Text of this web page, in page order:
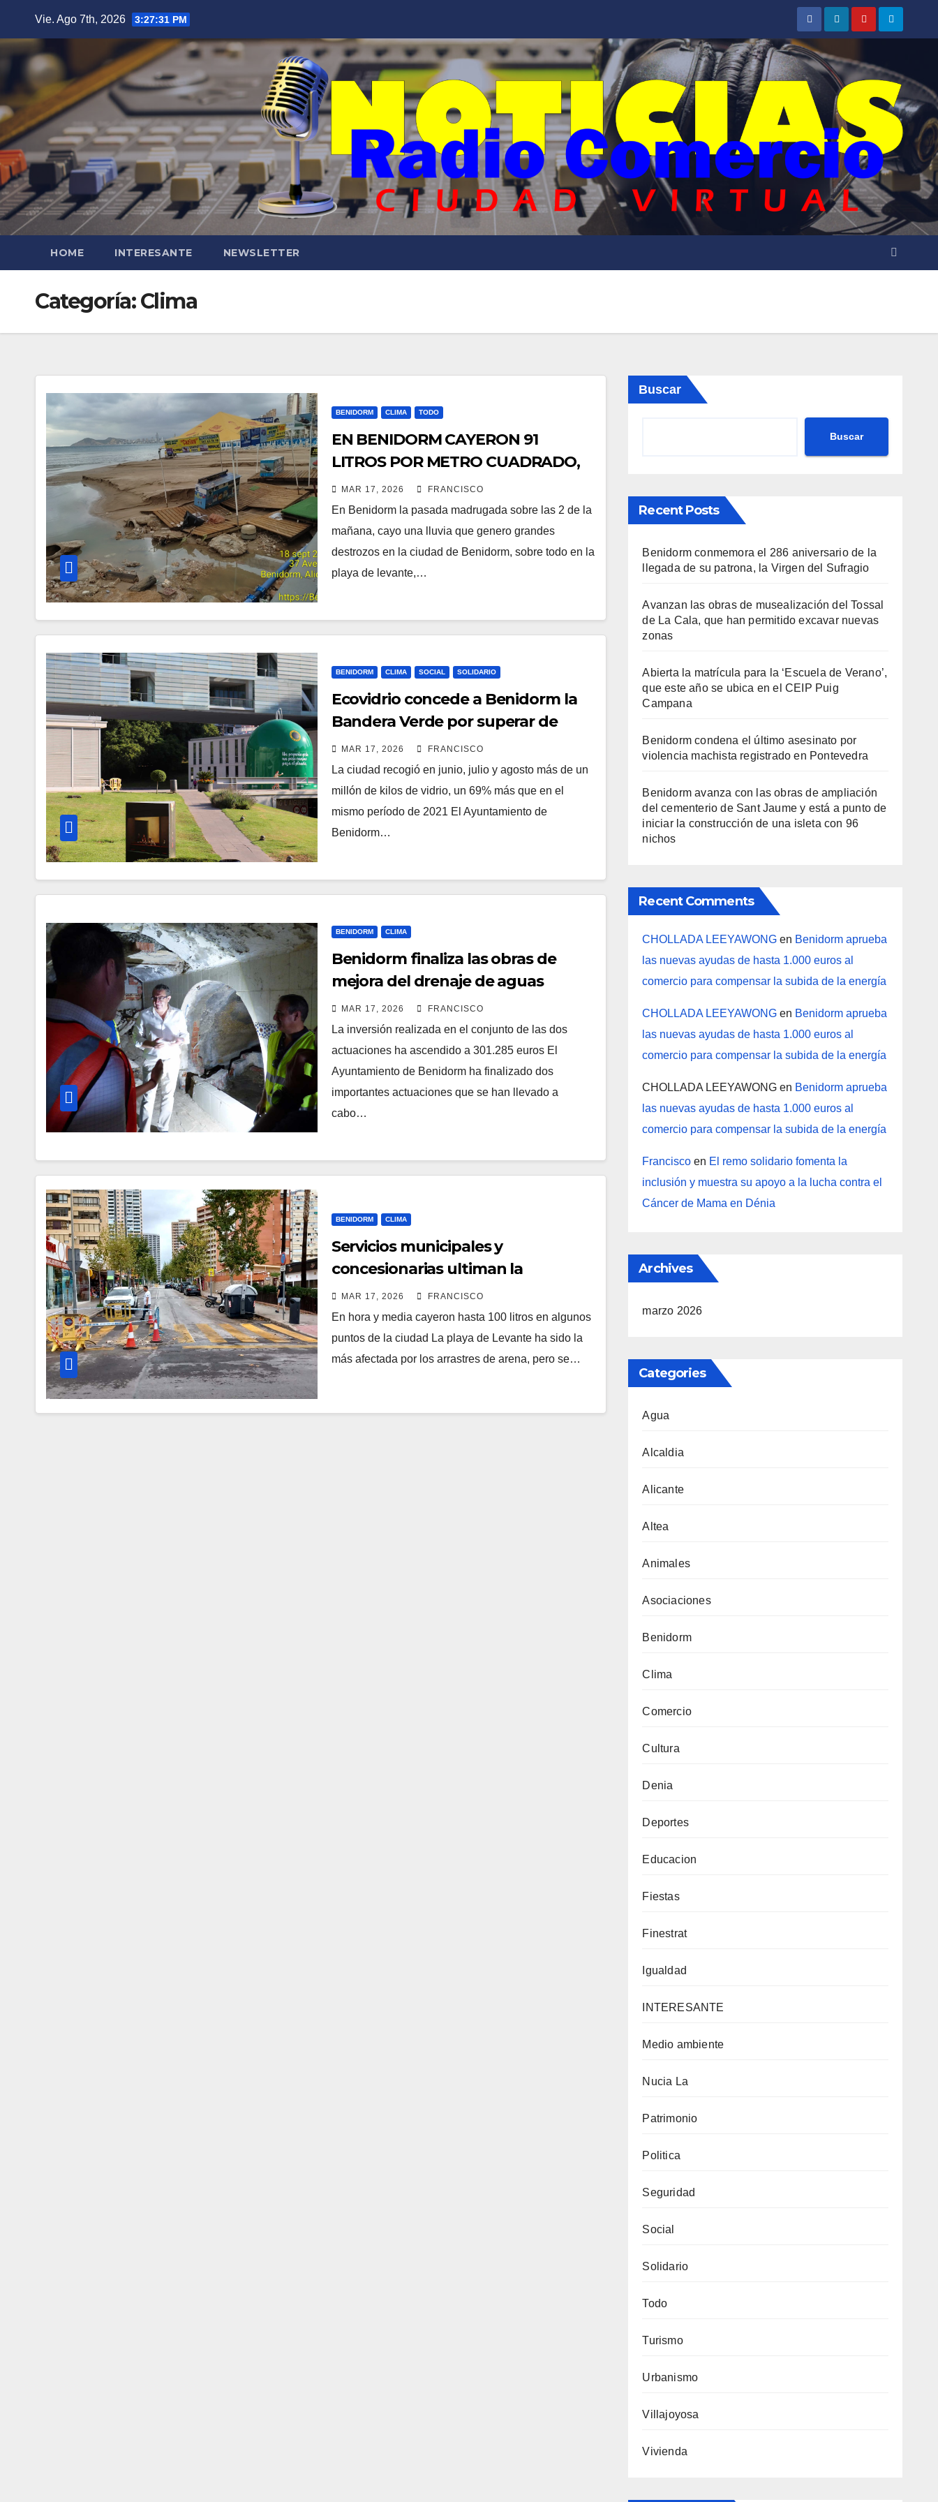
contenido
Vie. Ago 7th, 2026 3:27:32 PM
HOME INTERESANTE NEWSLETTER
Categoría:Clima
BENIDORM CLIMA TODO
EN BENIDORM CAYERON 91
LITROS POR METRO CUADRADO,
GERANDO GRANDES DESTROZOS
EN EL RINCON DE LOIX
MAR 17, 2026 FRANCISCO
En Benidorm la pasada madrugada sobre las 2 de la
mañana, cayo una lluvia que genero grandes
destrozos en la ciudad de Benidorm, sobre todo en la
playa de levante,…
BENIDORM CLIMA SOCIAL SOLIDARIO
Ecovidrio concede a Benidorm la
Bandera Verde por superar de
nuevo el volumen de recogida de
envases de vidrio
MAR 17, 2026 FRANCISCO
La ciudad recogió en junio, julio y agosto más de un
millón de kilos de vidrio, un 69% más que en el
mismo período de 2021 El Ayuntamiento de
Benidorm…
BENIDORM CLIMA
Benidorm finaliza las obras de
mejora del drenaje de aguas
pluviales en los barrancos de Xixo y
Foietes
MAR 17, 2026 FRANCISCO
La inversión realizada en el conjunto de las dos
actuaciones ha ascendido a 301.285 euros El
Ayuntamiento de Benidorm ha finalizado dos
importantes actuaciones que se han llevado a
cabo…
BENIDORM CLIMA
Servicios municipales y
concesionarias ultiman la
reparación de los daños causados
por el fuerte temporal de la
madrugada del domingo
MAR 17, 2026 FRANCISCO
En hora y media cayeron hasta 100 litros en algunos
puntos de la ciudad La playa de Levante ha sido la
más afectada por los arrastres de arena, pero se…
Buscar
Buscar
Recent Posts
Benidorm conmemora el 286 aniversario de la
llegada de su patrona, la Virgen del Sufragio
Avanzan las obras de musealización del Tossal
de La Cala, que han permitido excavar nuevas
zonas
Abierta la matrícula para la ‘Escuela de Verano’,
que este año se ubica en el CEIP Puig
Campana
Benidorm condena el último asesinato por
violencia machista registrado en Pontevedra
Benidorm avanza con las obras de ampliación
del cementerio de Sant Jaume y está a punto de
iniciar la construcción de una isleta con 96
nichos
Recent Comments
CHOLLADA LEEYAWONG en Benidorm aprueba
las nuevas ayudas de hasta 1.000 euros al
comercio para compensar la subida de la energía
CHOLLADA LEEYAWONG en Benidorm aprueba
las nuevas ayudas de hasta 1.000 euros al
comercio para compensar la subida de la energía
CHOLLADA LEEYAWONG en Benidorm aprueba
las nuevas ayudas de hasta 1.000 euros al
comercio para compensar la subida de la energía
Francisco en El remo solidario fomenta la
inclusión y muestra su apoyo a la lucha contra el
Cáncer de Mama en Dénia
Archives
marzo 2026
Categories
Agua
Alcaldia
Alicante
Altea
Animales
Asociaciones
Benidorm
Clima
Comercio
Cultura
Denia
Deportes
Educacion
Fiestas
Finestrat
Igualdad
INTERESANTE
Medio ambiente
Nucia La
Patrimonio
Politica
Seguridad
Social
Solidario
Todo
Turismo
Urbanismo
Villajoyosa
Vivienda